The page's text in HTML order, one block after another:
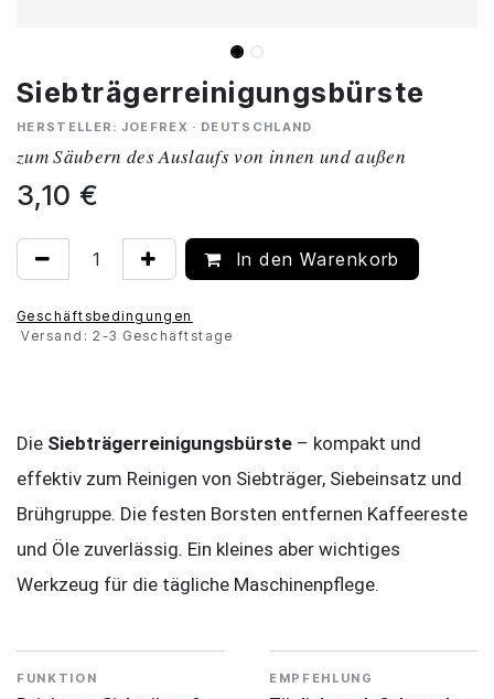
Siebträgerreinigungsbürste
HERSTELLER: JOEFREX · DEUTSCHLAND
zum Säubern des Auslaufs von innen und außen
3,10 €
In den Warenkorb
Geschäftsbedingungen
Versand: 2-3 Geschäftstage
Die Siebträgerreinigungsbürste – kompakt und
effektiv zum Reinigen von Siebträger, Siebeinsatz und
Brühgruppe. Die festen Borsten entfernen Kaffeereste
und Öle zuverlässig. Ein kleines aber wichtiges
Werkzeug für die tägliche Maschinenpflege.
FUNKTION EMPFEHLUNG